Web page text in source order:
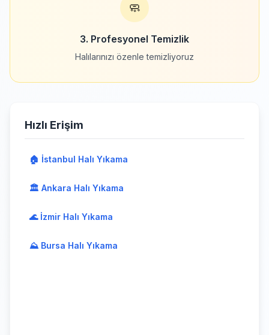
🧼
3. Profesyonel Temizlik
Halılarınızı özenle temizliyoruz
Hızlı Erişim
🏠 İstanbul Halı Yıkama
🏛️ Ankara Halı Yıkama
🌊 İzmir Halı Yıkama
⛰️ Bursa Halı Yıkama